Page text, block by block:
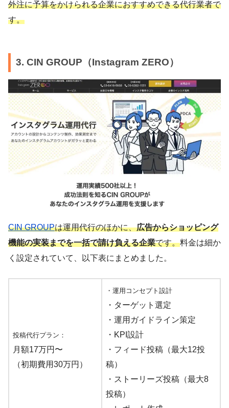
外注に予算をかけられる企業におすすめできる代行業者で
す。
3. CIN GROUP（Instagram ZERO）
CIN GROUPは運用代行のほかに、広告からショッピング
機能の実装までを一括で請け負える企業です。料金は細か
く設定されていて、以下表にまとめました。
投稿代行プラン：
月額17万円〜
（初期費用30万円）
・運用コンセプト設計
・ターゲット選定
・運用ガイドライン策定
・KPI設計
・フィード投稿（最大12投
稿）
・ストーリーズ投稿（最大8
投稿）